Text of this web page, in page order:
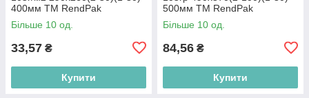
400мм ТМ RendPak
Більше 10 од.
33,57 ₴
Купити
500мм ТМ RendPak
Більше 10 од.
84,56 ₴
Купити